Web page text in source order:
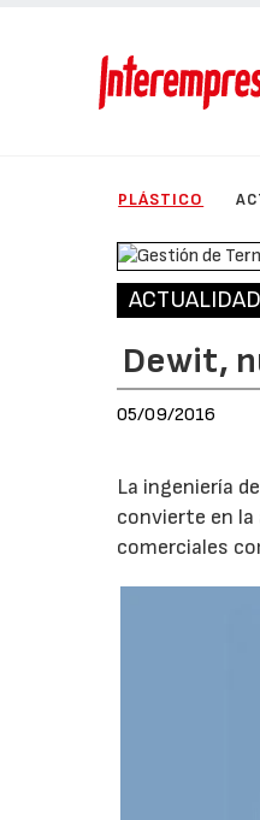
PLÁSTICO
ACTUALIDAD
Dewit,
05/09/2016
La ingeniería
convierte en la
comerciales